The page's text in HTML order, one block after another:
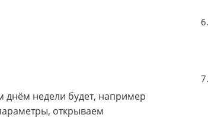
днём недели будет, например
открываем